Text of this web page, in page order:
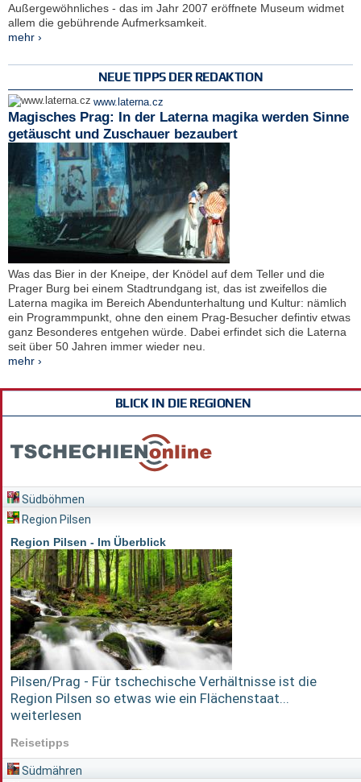
Außergewöhnliches - das im Jahr 2007 eröffnete Museum widmet
allem die gebührende Aufmerksamkeit.
mehr ›
NEUE TIPPS DER REDAKTION
www.laterna.cz
Magisches Prag: In der Laterna magika werden Sinne
getäuscht und Zuschauer bezaubert
Was das Bier in der Kneipe, der Knödel auf dem Teller und die
Prager Burg bei einem Stadtrundgang ist, das ist zweifellos die
Laterna magika im Bereich Abendunterhaltung und Kultur: nämlich
ein Programmpunkt, ohne den einem Prag-Besucher defintiv etwas
ganz Besonderes entgehen würde. Dabei erfindet sich die Laterna
seit über 50 Jahren immer wieder neu.
mehr ›
BLICK IN DIE REGIONEN
Südböhmen
Region Pilsen
Region Pilsen - Im Überblick
Pilsen/Prag - Für tschechische Verhältnisse ist die
Region Pilsen so etwas wie ein Flächenstaat...
weiterlesen
Reisetipps
Südmähren